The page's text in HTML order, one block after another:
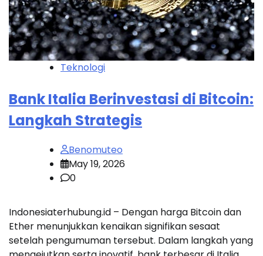
Teknologi
Bank Italia Berinvestasi di Bitcoin:
Langkah Strategis
Benomuteo
May 19, 2026
0
Indonesiaterhubung.id – Dengan harga Bitcoin dan
Ether menunjukkan kenaikan signifikan sesaat
setelah pengumuman tersebut. Dalam langkah yang